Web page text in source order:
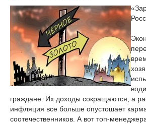
граждане. Их доходы сокращаются, а
инфляция все больше опустошает
соотечественников. А вот топ-